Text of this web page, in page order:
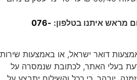
מראש איתנו בטלפון: 076-
דואר ישראל, או באמצעות שירות
בעלי האתר, לכתובת שנמסרה על